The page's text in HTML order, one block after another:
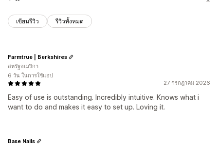
เขียนรีวิว รีวิวทั้งหมด
27 กรกฎาคม 2026
Easy of use is outstanding. Incredibly intuitive. Knows what i
want to do and makes it easy to set up. Loving it.
Farmtrue | Berkshires
สหรัฐอเมริกา
6 วัน ในการใช้แอป
Base Nails